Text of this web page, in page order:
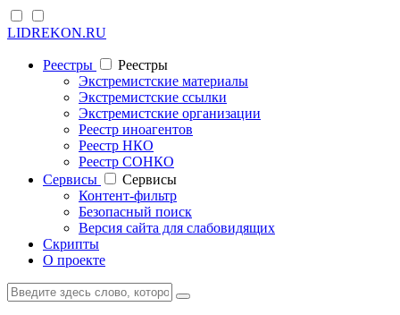
LIDREKON.RU
Реестры
Реестры
Экстремистские материалы
Экстремистские ссылки
Экстремистские организации
Реестр иноагентов
Реестр НКО
Реестр СОНКО
Cервисы
Cервисы
Контент-фильтр
Безопасный поиск
Версия сайта для слабовидящих
Скрипты
О проекте